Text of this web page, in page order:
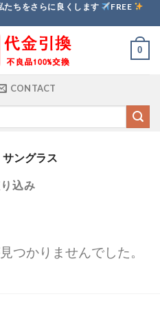
たちをさらに良くします
FREE
0
CONTACT
サングラス
込み
つかりませんでした。